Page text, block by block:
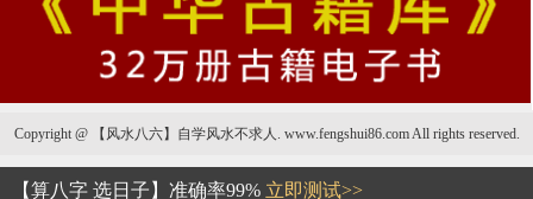
Copyright @ 【风水八六】自学风水不求人. www.fengshui86.com All rights reserved.
天真鼻面相好不好
【算八字 选日子】准确率99% 立即测试>>